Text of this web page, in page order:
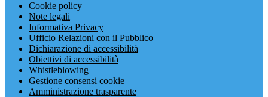
Cookie policy
Note legali
Informativa Privacy
Ufficio Relazioni con il Pubblico
Dichiarazione di accessibilità
Obiettivi di accessibilità
Whistleblowing
Gestione consensi cookie
Amministrazione trasparente